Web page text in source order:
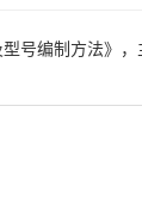
号编制方法》，